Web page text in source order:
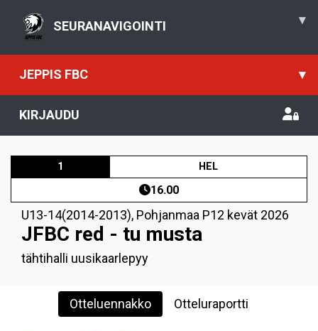
SEURANAVIGOINTI ▾
JEPPIS FBC ▾
KIRJAUDU
1 HEL
16.00
U13-14(2014-2013), Pohjanmaa P12 kevät 2026
JFBC red - tu musta
tähtihalli uusikaarlepyy
Otteluennakko Otteluraportti